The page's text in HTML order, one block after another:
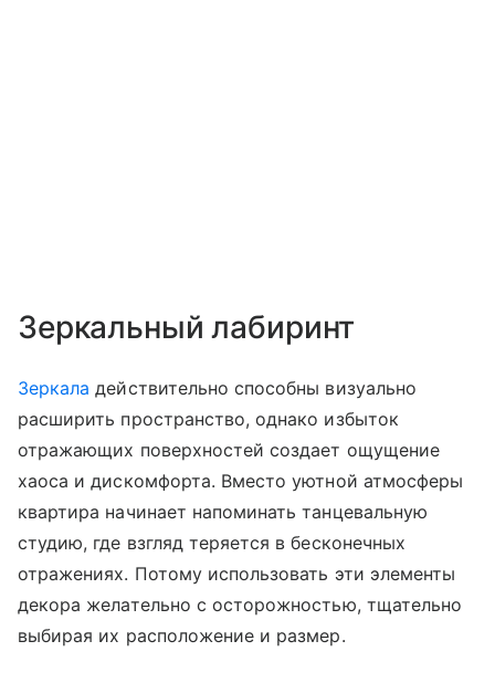
Зеркальный лабиринт
Зеркала действительно способны визуально
расширить пространство, однако избыток
отражающих поверхностей создает ощущение
хаоса и дискомфорта. Вместо уютной атмосферы
квартира начинает напоминать танцевальную
студию, где взгляд теряется в бесконечных
отражениях. Потому использовать эти элементы
декора желательно с осторожностью, тщательно
выбирая их расположение и размер.